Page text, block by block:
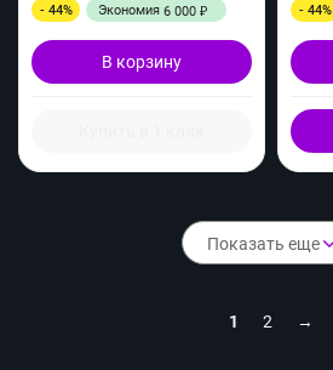
- 44% Экономия 6 000 ₽
В корзину
- 44%
Показать еще
1 2 →